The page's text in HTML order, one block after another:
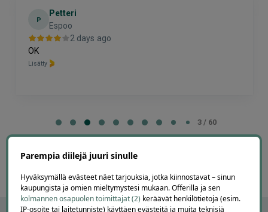
P
Petteri
Espoo
2 days ago
OK
Lisätty
of
3 / 60
Parempia diilejä juuri sinulle
Hyväksymällä evästeet näet tarjouksia, jotka kiinnostavat – sinun
kaupungista ja omien mieltymystesi mukaan. Offerilla ja sen
kolmannen osapuolen toimittajat (2) keräävät henkilötietoja (esim.
IP-osoite tai laitetunniste) käyttäen evästeitä ja muita teknisiä